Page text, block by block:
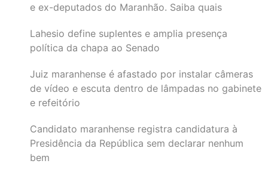
e ex-deputados do Maranhão. Saiba quais
Lahesio define suplentes e amplia presença
política da chapa ao Senado
Juiz maranhense é afastado por instalar câmeras
de vídeo e escuta dentro de lâmpadas no gabinete
e refeitório
Candidato maranhense registra candidatura à
Presidência da República sem declarar nenhum
bem